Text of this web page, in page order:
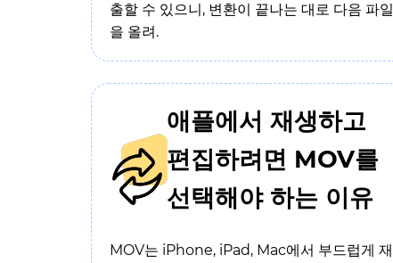
출할 수 있으니, 변환이 끝나는 대로 다음 파일
을 올려.
애플에서 재생하고
편집하려면 MOV를
선택해야 하는 이유
MOV는 iPhone, iPad, Mac에서 부드럽게 재